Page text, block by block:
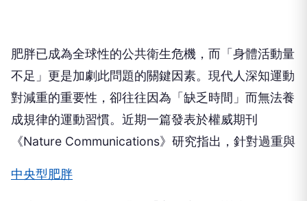
肥胖已成為全球性的公共衛生危機，而「身體活動量
不足」更是加劇此問題的關鍵因素。現代人深知運動
對減重的重要性，卻往往因為「缺乏時間」而無法養
成規律的運動習慣。近期一篇發表於權威期刊
《Nature Communications》研究指出，針對過重與
中央型肥胖